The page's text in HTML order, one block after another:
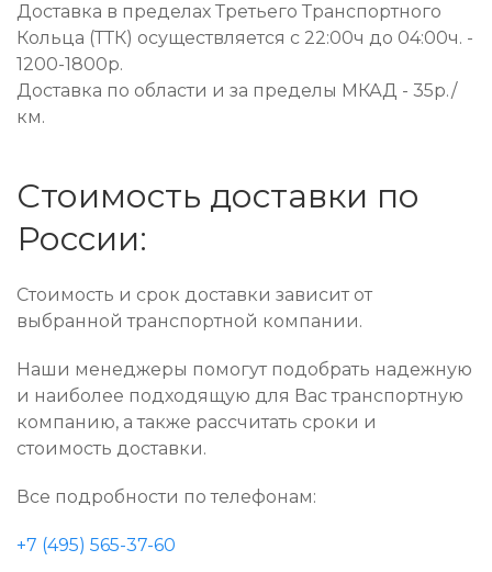
Доставка в пределах Третьего Транспортного
Кольца (ТТК) осуществляется с 22:00ч до 04:00ч. -
1200-1800р.
Доставка по области и за пределы МКАД - 35р./
км.
Стоимость доставки по
России:
Стоимость и срок доставки зависит от
выбранной транспортной компании.
Наши менеджеры помогут подобрать надежную
и наиболее подходящую для Вас транспортную
компанию, а также рассчитать сроки и
стоимость доставки.
Все подробности по телефонам:
+7 (495) 565-37-60